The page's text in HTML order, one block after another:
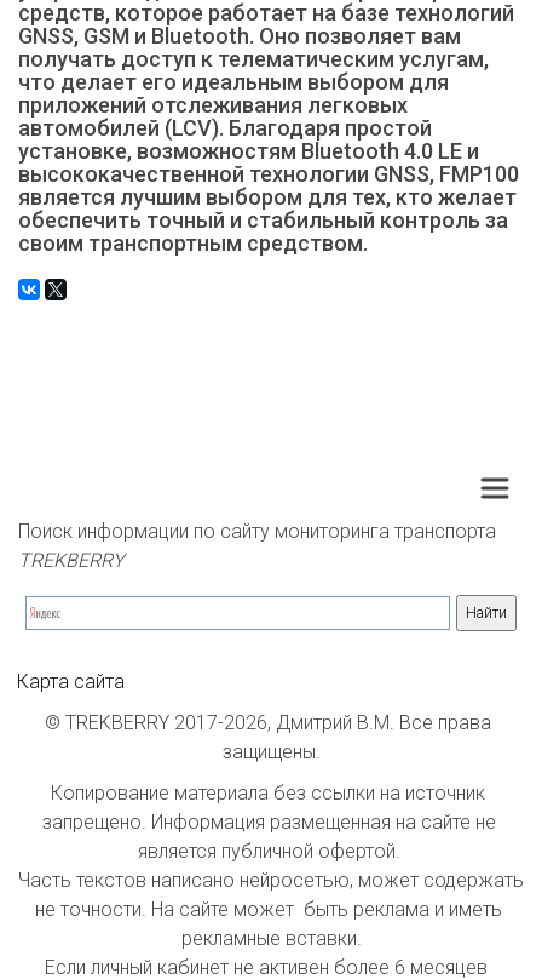
средств, которое работает на базе технологий
GNSS, GSM и Bluetooth. Оно позволяет вам
получать доступ к телематическим услугам,
что делает его идеальным выбором для
приложений отслеживания легковых
автомобилей (LCV). Благодаря простой
установке, возможностям Bluetooth 4.0 LE и
высококачественной технологии GNSS, FMP100
является лучшим выбором для тех, кто желает
обеспечить точный и стабильный контроль за
своим транспортным средством.
TREKBERRY
Карта сайта
© TREKBERRY 2017-2026, Дмитрий В.М. Все права
защищены.
Копирование материала без ссылки на источник
запрещено. Информация размещенная на сайте не
является публичной офертой.
Часть текстов написано нейросетью, может содержать
не точности. На сайте может  быть реклама и иметь
рекламные вставки.
Если личный кабинет не активен более 6 месяцев